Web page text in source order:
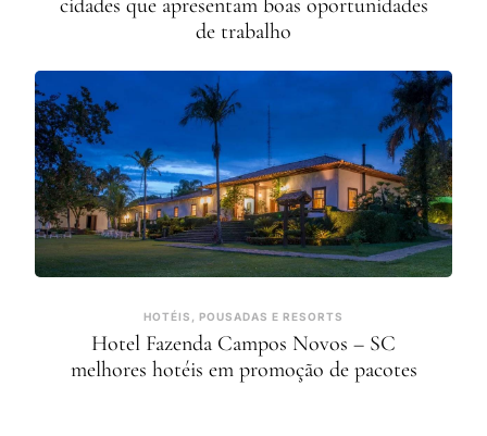
cidades que apresentam boas oportunidades
de trabalho
HOTÉIS, POUSADAS E RESORTS
Hotel Fazenda Campos Novos – SC
melhores hotéis em promoção de pacotes